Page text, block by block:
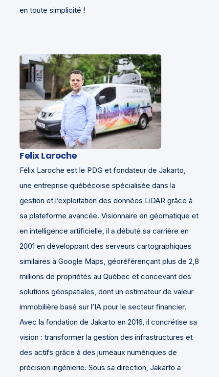
en toute simplicité !
Felix Laroche
Félix Laroche est le PDG et fondateur de Jakarto,
une entreprise québécoise spécialisée dans la
gestion et l’exploitation des données LiDAR grâce à
sa plateforme avancée. Visionnaire en géomatique et
en intelligence artificielle, il a débuté sa carrière en
2001 en développant des serveurs cartographiques
similaires à Google Maps, géoréférençant plus de 2,8
millions de propriétés au Québec et concevant des
solutions géospatiales, dont un estimateur de valeur
immobilière basé sur l’IA pour le secteur financier.
Avec la fondation de Jakarto en 2016, il concrétise sa
vision : transformer la gestion des infrastructures et
des actifs grâce à des jumeaux numériques de
précision ingénierie. Sous sa direction, Jakarto a